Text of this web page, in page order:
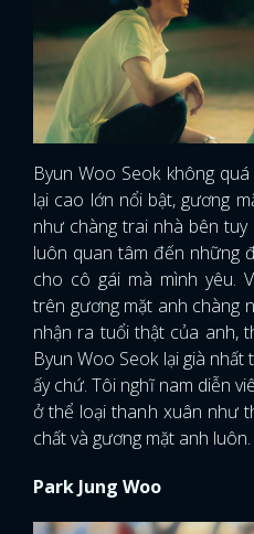
Byun Woo Seok không
lại cao lớn nổi bật, gương
như chàng trai nhà bên
luôn quan tâm đến những
cho cô gái mà mình yêu.
trên gương mặt anh chàng
nhận ra tuổi thật của anh,
Byun Woo Seok lại già
ấy chứ. Tôi nghĩ nam diễn
ở thể loại thanh xuân như
chất và gương mặt anh luôn.
Park Jung Woo